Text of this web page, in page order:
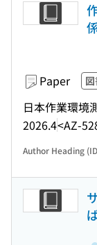
Paper
日本作業環境
2026.4<AZ-
Author Heading